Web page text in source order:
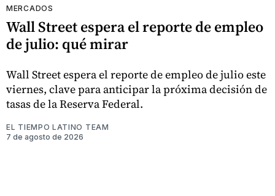
MERCADOS
Wall Street espera el reporte de empleo
de julio: qué mirar
Wall Street espera el reporte de empleo de julio este
viernes, clave para anticipar la próxima decisión de
tasas de la Reserva Federal.
EL TIEMPO LATINO TEAM
7 de agosto de 2026